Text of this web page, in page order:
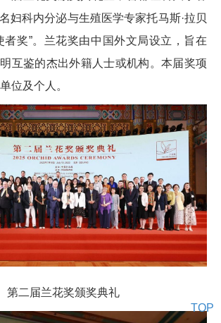
妇科内分泌与生殖医学专家托马斯·拉贝
者奖”。兰花奖由中国外文局设立，旨在
互鉴的杰出外籍人士或机构。本届奖项
位及个人。
第二届兰花奖颁奖典礼
TOP